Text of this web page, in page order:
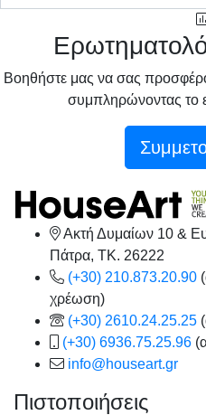
Βοηθήστε μας να σας
συμπληρώνοντας το
Ακτή Δυμαίων 10 &
Πάτρα, TK. 26222
(+30) 210.873.20.90
χρέωση)
(+30) 2610.24.25.25
(+30) 6936.75.25.96
info@houseart.gr
Πιστοποιήσεις